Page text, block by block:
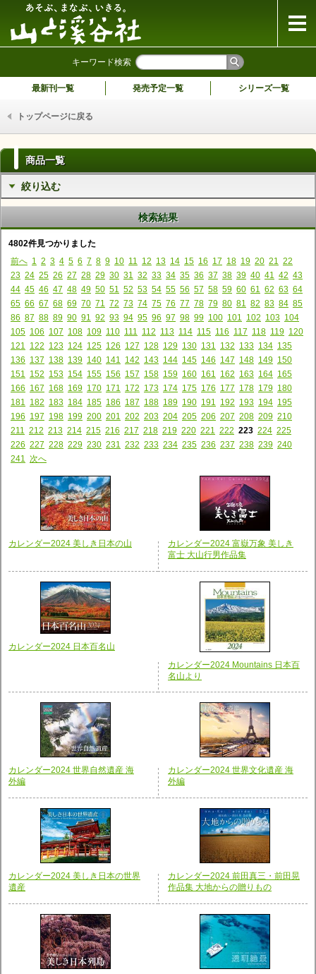
キーワード検索
最新刊一覧 発売予定一覧 シリーズ一覧
トップページに戻る
商品一覧
絞り込む
検索結果
4802件見つかりました
前へ 1 2 3 4 5 6 7 8 9 10 11 12 13 14 15 16 17 18 19 20 21
22
23 24 25 26 27 28 29 30 31 32 33 34 35 36 37 38 39 40 41 42 43
44 45 46 47 48 49 50 51 52 53 54 55 56 57 58 59 60 61 62 63 64
65 66 67 68 69 70 71 72 73 74 75 76 77 78 79 80 81 82 83 84 85
86 87 88 89 90 91 92 93 94 95 96 97 98 99 100 101 102 103 104
105 106 107 108 109 110 111 112 113 114 115 116 117 118 119 120
121
122 123 124 125 126 127 128 129 130 131 132 133 134 135
136 137 138 139 140 141 142 143 144 145 146 147 148 149 150
151
152 153 154 155 156 157 158 159 160 161 162 163 164 165
166 167 168 169 170 171 172 173 174 175 176 177 178 179 180
181
182 183 184 185 186 187 188 189 190 191 192 193 194 195
196 197 198 199 200 201 202 203 204 205 206 207 208 209 210
211
212 213 214 215 216 217 218 219 220 221 222 223 224 225
226 227 228 229 230 231 232 233 234 235 236 237 238 239 240
241
次へ
カレンダー2024 美しき日本の山
カレンダー2024 富嶽万象 美しき
富士 大山行男作品集
カレンダー2024 日本百名山
カレンダー2024 Mountains 日本百
名山より
カレンダー2024 世界自然遺産 海
外編
カレンダー2024 世界文化遺産 海
外編
カレンダー2024 美しき日本の世界
遺産
カレンダー2024 前田真三・前田晃
作品集 大地からの贈りもの